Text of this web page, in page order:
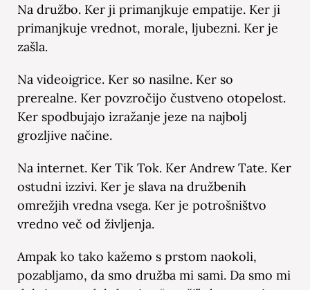
Na družbo. Ker ji primanjkuje empatije. Ker ji
primanjkuje vrednot, morale, ljubezni. Ker je
zašla.
Na videoigrice. Ker so nasilne. Ker so
prerealne. Ker povzročijo čustveno otopelost.
Ker spodbujajo izražanje jeze na najbolj
grozljive načine.
Na internet. Ker Tik Tok. Ker Andrew Tate. Ker
ostudni izzivi. Ker je slava na družbenih
omrežjih vredna vsega. Ker je potrošništvo
vredno več od življenja.
Ampak ko tako kažemo s prstom naokoli,
pozabljamo, da smo družba mi sami. Da smo mi